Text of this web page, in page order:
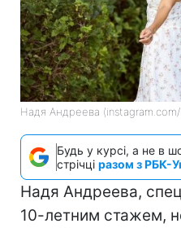
Надя Андреева
Будь у курсі, а не в
стрічці разом з РБК-
Надя Андреева,
10-летним стажем,